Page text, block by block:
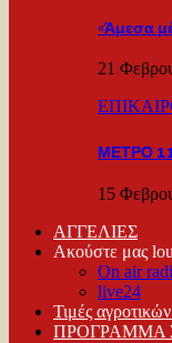
«Άμεσα
21
ΜΕΤΡΟ
15
ΑΓΓΕΛΙΕΣ
Ακούστε μας
On air
live24
Τιμές
ΠΡΟΓΡΑΜΜΑ